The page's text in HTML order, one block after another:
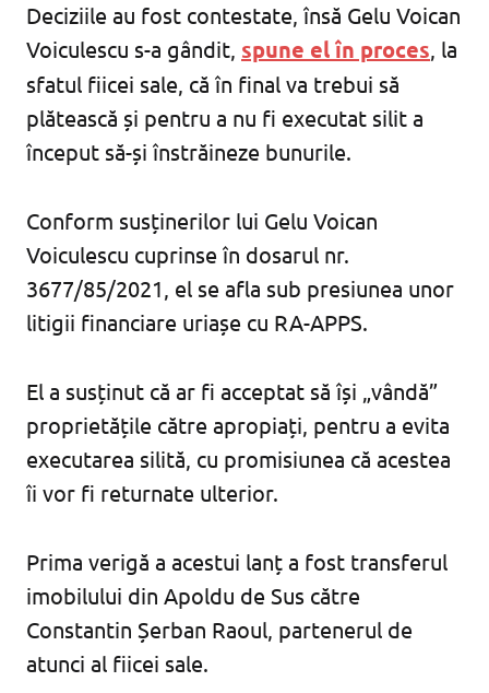
Deciziile au fost contestate, însă Gelu Voican
Voiculescu s-a gândit, spune el în proces, la
sfatul fiicei sale, că în final va trebui să
plătească și pentru a nu fi executat silit a
început să-și înstrăineze bunurile.
Conform susținerilor lui Gelu Voican
Voiculescu cuprinse în dosarul nr.
3677/85/2021, el se afla sub presiunea unor
litigii financiare uriașe cu RA-APPS.
El a susținut că ar fi acceptat să își „vândă”
proprietățile către apropiați, pentru a evita
executarea silită, cu promisiunea că acestea
îi vor fi returnate ulterior.
Prima verigă a acestui lanț a fost transferul
imobilului din Apoldu de Sus către
Constantin Șerban Raoul, partenerul de
atunci al fiicei sale.